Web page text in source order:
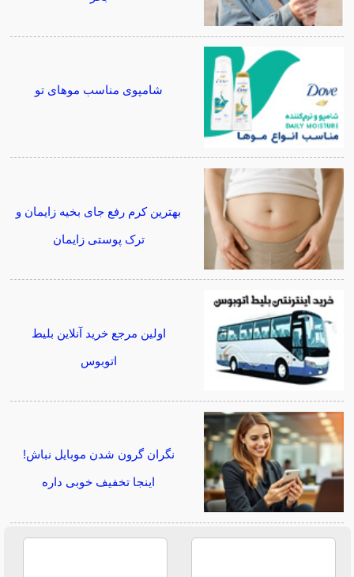
شامپوی مناسب موهای تو
بهترین کرم رفع جای بخیه زایمان و
ترک پوستی زایمان
اولین مرجع خرید آنلاین بلیط
اتوبوس
نگران گرون شدن موبایل نباش!
اینجا تخفیف خوبی داره